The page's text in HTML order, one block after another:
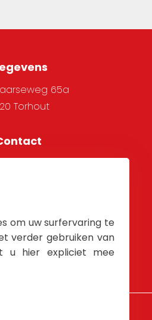
65a
Torhout
705 666
voorwaarden
Ons
om uw surfervaring te
verder gebruiken van
u hier expliciet mee